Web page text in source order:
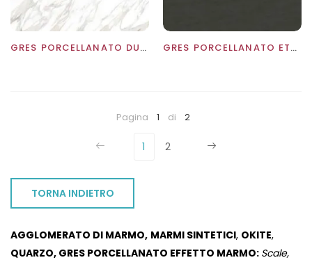
GRES PORCELLANATO DUCAL GOLD ASCALE GRES PORCELLANATO ETNA BLACK ASCALE
Pagina 1 di 2
1 2
TORNA INDIETRO
AGGLOMERATO DI MARMO, MARMI SINTETICI, OKITE,
QUARZO, GRES PORCELLANATO EFFETTO MARMO: Scale,